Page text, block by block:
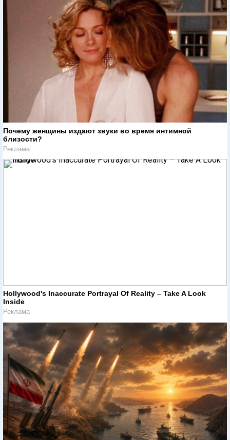
Почему женщины издают звуки во время интимной
близости?
Реклама
Hollywood's Inaccurate Portrayal Of Reality – Take A Look
Inside
Реклама